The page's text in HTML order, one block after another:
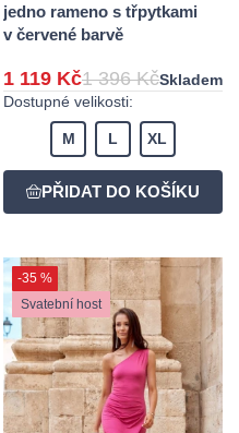
jedno rameno s třpytkami
v červené barvě
1 119 Kč1 396 KčSkladem
Dostupné velikosti:
M L XL
-35 %
Svatební host